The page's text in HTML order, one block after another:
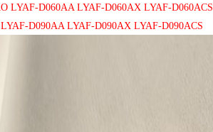
LYAF-D060AA LYAF-D060AX LYAF-D060ACS
D090AA LYAF-D090AX LYAF-D090ACS